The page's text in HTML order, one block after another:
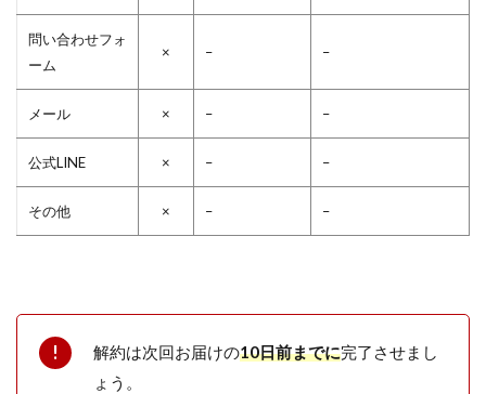
問い合わせフォ
ーム
× – –
メール × – –
公式LINE × – –
その他 × – –
解約は次回お届けの10日前までに完了させまし
ょう。